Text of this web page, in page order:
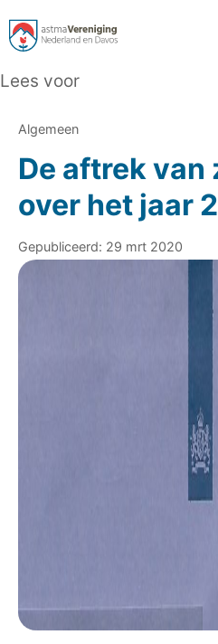
Lees voor
Algemeen
De aftrek van
over het jaar
Gepubliceerd: 29 mrt 2020